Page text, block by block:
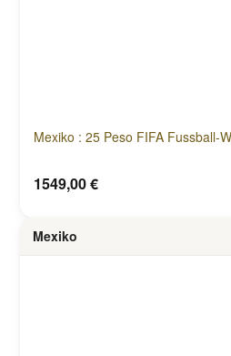
Mexiko : 25 Peso FIFA Fussball-
1549,00 €
Mexiko